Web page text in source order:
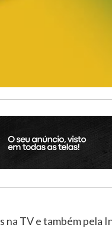
TV e também pela